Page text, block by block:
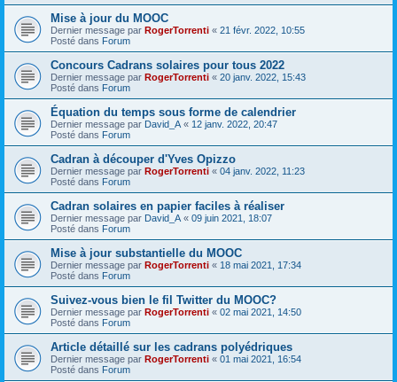
Mise à jour du MOOC
Dernier message par RogerTorrenti « 21 févr. 2022, 10:55
Posté dans Forum
Concours Cadrans solaires pour tous 2022
Dernier message par RogerTorrenti « 20 janv. 2022, 15:43
Posté dans Forum
Équation du temps sous forme de calendrier
Dernier message par David_A « 12 janv. 2022, 20:47
Posté dans Forum
Cadran à découper d'Yves Opizzo
Dernier message par RogerTorrenti « 04 janv. 2022, 11:23
Posté dans Forum
Cadran solaires en papier faciles à réaliser
Dernier message par David_A « 09 juin 2021, 18:07
Posté dans Forum
Mise à jour substantielle du MOOC
Dernier message par RogerTorrenti « 18 mai 2021, 17:34
Posté dans Forum
Suivez-vous bien le fil Twitter du MOOC?
Dernier message par RogerTorrenti « 02 mai 2021, 14:50
Posté dans Forum
Article détaillé sur les cadrans polyédriques
Dernier message par RogerTorrenti « 01 mai 2021, 16:54
Posté dans Forum